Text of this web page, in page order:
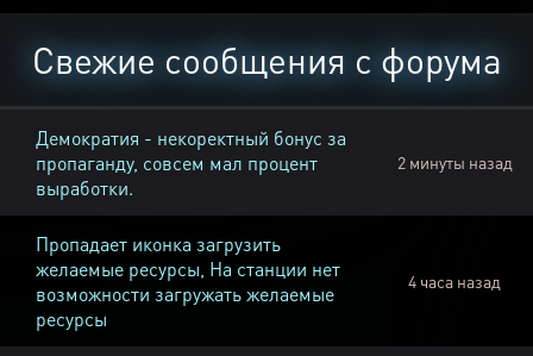
Свежие сообщения с форума
Демократия - некоректный бонус за
пропаганду, совсем мал процент
выработки.
2 минуты назад
Пропадает иконка загрузить
желаемые ресурсы, На станции нет
возможности загружать желаемые
ресурсы
4 часа назад